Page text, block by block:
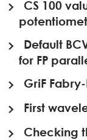
CS 100
Default
for FP
GriF
First
Checking